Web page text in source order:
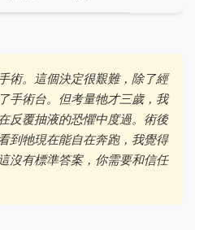
術。這個決定很艱難，除了經
手術台。但考量牠才三歲，我
反覆抽液的恐懼中度過。術後
到牠現在能自在奔跑，我覺得
沒有標準答案，你需要和信任